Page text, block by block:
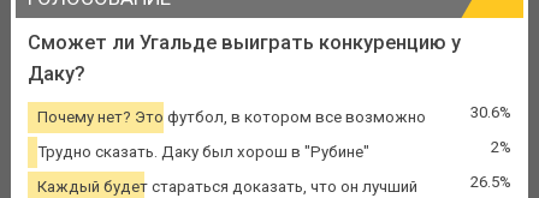
Сможет ли Угальде выиграть конкуренцию у
Даку?
Почему нет? Это футбол, в котором все возможно 30.6%
Трудно сказать. Даку был хорош в "Рубине" 2%
Каждый будет стараться доказать, что он лучший 26.5%